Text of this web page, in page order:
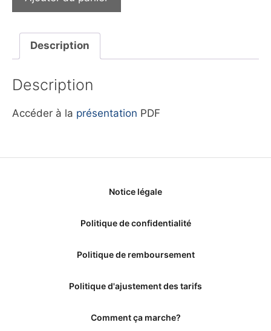
Description
Description
Accéder à la présentation PDF
Notice légale
Politique de confidentialité
Politique de remboursement
Politique d'ajustement des tarifs
Comment ça marche?